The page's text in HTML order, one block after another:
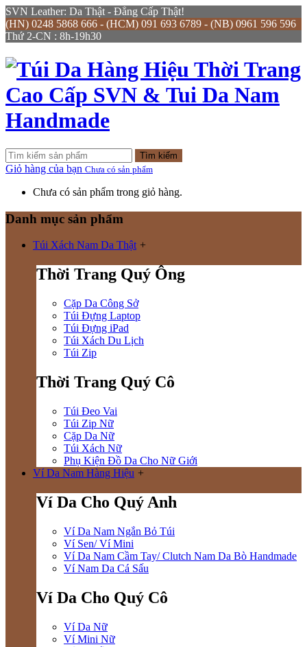
SVN Leather: Da Thật - Đẳng Cấp Thật!
(HN) 0248 5868 666 - (HCM) 091 693 6789 - (NB) 0961 596 596
Thứ 2-CN : 8h-19h30
Tìm kiếm
Giỏ hàng của bạn Chưa có sản phẩm
Chưa có sản phẩm trong giỏ hàng.
Danh mục sản phẩm
Túi Xách Nam Da Thật +
Thời Trang Quý Ông
Cặp Da Công Sở
Túi Đựng Laptop
Túi Đựng iPad
Túi Xách Du Lịch
Túi Zip
Thời Trang Quý Cô
Túi Đeo Vai
Túi Zip Nữ
Cặp Da Nữ
Túi Xách Nữ
Phụ Kiện Đồ Da Cho Nữ Giới
Ví Da Nam Hàng Hiệu +
Ví Da Cho Quý Anh
Ví Da Nam Ngắn Bỏ Túi
Ví Sen/ Ví Mini
Ví Da Nam Cầm Tay/ Clutch Nam Da Bò Handmade
Ví Nam Da Cá Sấu
Ví Da Cho Quý Cô
Ví Da Nữ
Ví Mini Nữ